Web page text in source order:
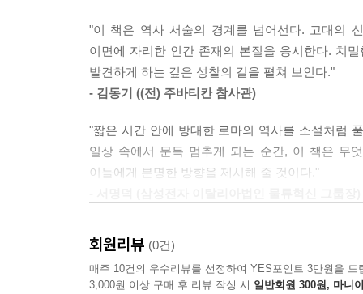
"이 책은 역사 서술의 경계를 넘어선다. 고대의
이면에 자리한 인간 존재의 본질을 응시한다. 치
발견하게 하는 깊은 성찰의 길을 펼쳐 보인다."
- 김동기 ((전) 주바티칸 참사관)
"짧은 시간 안에 방대한 로마의 역사를 소설처럼
일상 속에서 문득 멈추게 되는 순간, 이 책은 무
이들에게 분명한 방향을 제시해 줄 것이다."
것이 아니라 끊임없이 지켜내야 할 책임이라는 점
- 이규택 ((전) 국회의원, 국회교육위원장, 한국교
회원리뷰 (0건)
매주 10건의 우수리뷰를 선정하여 YES포인트 3만원을 드
3,000원 이상 구매 후 리뷰 작성 시 일반회원 300원, 마니